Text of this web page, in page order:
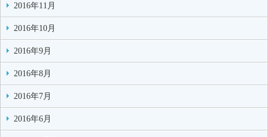
2016年11月
2016年10月
2016年9月
2016年8月
2016年7月
2016年6月